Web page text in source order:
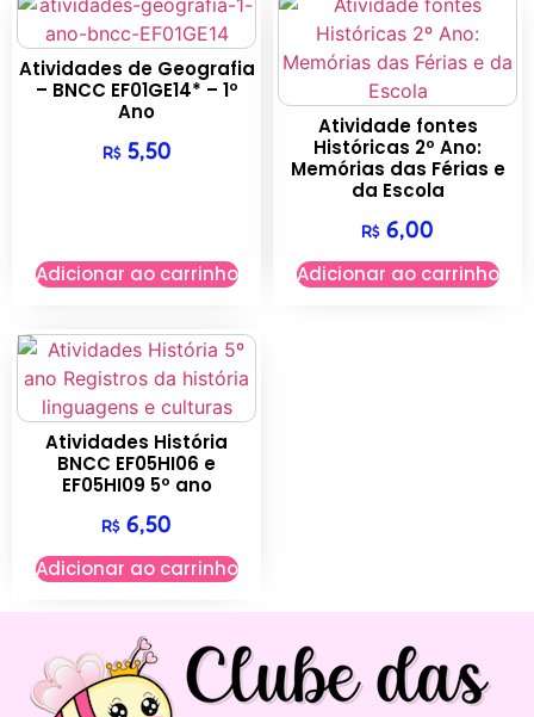
Atividades de Geografia
– BNCC EF01GE14* – 1º
Ano
R$5,50
Adicionar ao carrinho
Atividade fontes
Históricas 2º Ano:
Memórias das Férias e
da Escola
R$ 6,00
Adicionar ao carrinho
Atividades História
BNCC EF05HI06 e
EF05HI09 5º ano
R$ 6,50
Adicionar ao carrinho